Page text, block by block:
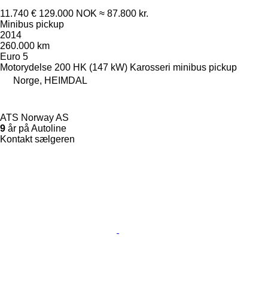
11.740 € 129.000 NOK ≈ 87.800 kr.
Minibus pickup
2014
260.000 km
Euro 5
Motorydelse 200 HK (147 kW) Karosseri minibus pickup
Norge, HEIMDAL
ATS Norway AS
9 år på Autoline
Kontakt sælgeren